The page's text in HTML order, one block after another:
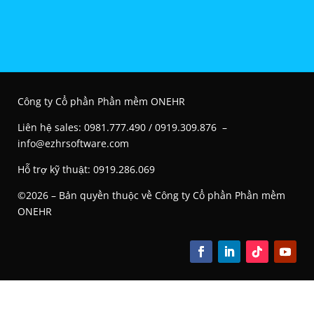
Công ty Cổ phần Phần mềm ONEHR
Liên hệ sales: 0981.777.490 / 0919.309.876 –
info@ezhrsoftware.com
Hỗ trợ kỹ thuật: 0919.286.069
©2026 – Bản quyền thuộc về Công ty Cổ phần Phần mềm
ONEHR